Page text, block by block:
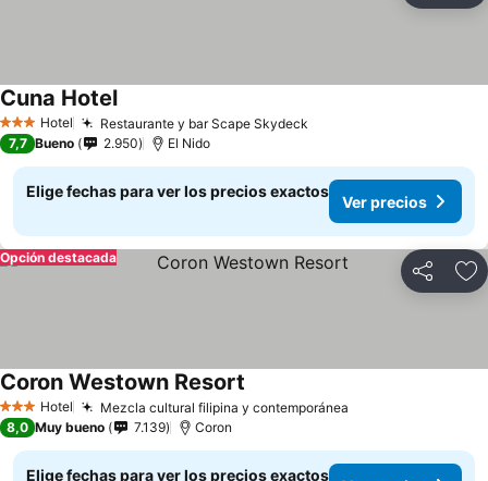
3 Estrellas
Hotel Restaurante y bar Scape Skydeck
Cuna Hotel
7,7 Bueno 2.950 El Nido
Elige fechas para ver los precios exactos
Ver precios
Compartir
Opción destacada
3 Estrellas
Hotel Mezcla cultural filipina y contemporánea
Coron Westown Resort
8,0 Muy bueno 7.139 Coron
Elige fechas para ver los precios exactos